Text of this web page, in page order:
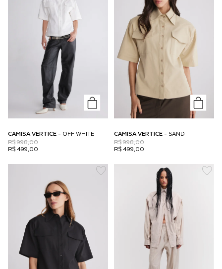
CAMISA VERTICE - OFF WHITE
R$ 499,00
R$ 998,00
CAMISA VERTICE - SAND
R$ 499,00
R$ 998,00